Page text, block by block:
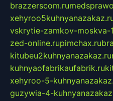
brazzerscom.ru
vskrytie-zamkov-moskva-
zed-online.rupimchax.ru
kitubeu2kuhnyanazakaz.ru
kuhnyaofabrikaufabrik.ru
xehyroo-5-
guzywia-4-